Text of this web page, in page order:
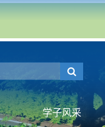
学子风采